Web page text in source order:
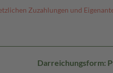
Zuzahlungen und
Darreichungsform: